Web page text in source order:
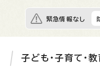
緊急情報なし
子ども・子育て・教